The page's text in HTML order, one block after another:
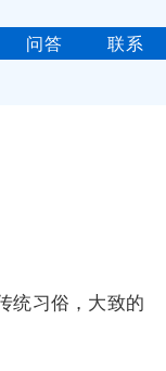
问答 联系
统习俗，大致的